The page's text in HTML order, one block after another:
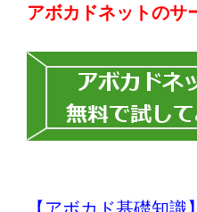
アボカドネットのサ